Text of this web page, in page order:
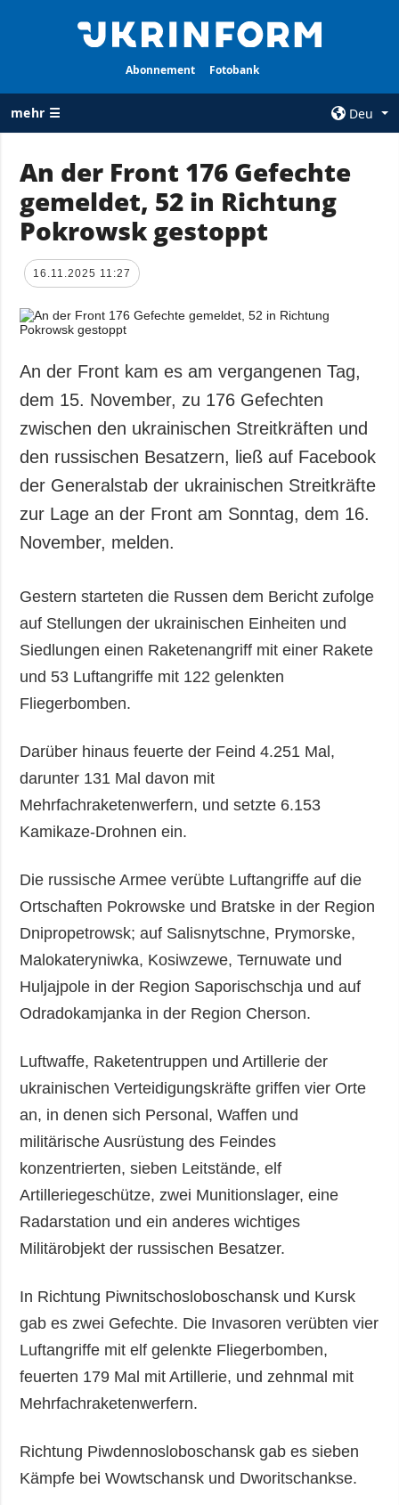
Abonnement Fotobank
mehr ☰
Deu
ALLE
RUBRIKEN
Krieg
Wiederaufbau
Politik
Militär
Gesellschaft und
Kultur
Sport
Kriminalität
Notstand und
Notfälle
AGENTUR
Über uns
Politik zur
personenbezogener
Daten
Veröffentlichungen
Interview
Fotos
Video
Abonnement
Fotobank
An der Front 176 Gefechte
gemeldet, 52 in Richtung
Pokrowsk gestoppt
16.11.2025 11:27
An der Front kam es am vergangenen Tag,
dem 15. November, zu 176 Gefechten
zwischen den ukrainischen Streitkräften und
den russischen Besatzern, ließ auf Facebook
der Generalstab der ukrainischen Streitkräfte
zur Lage an der Front am Sonntag, dem 16.
November, melden.
Gestern starteten die Russen dem Bericht zufolge
auf Stellungen der ukrainischen Einheiten und
Siedlungen einen Raketenangriff mit einer Rakete
und 53 Luftangriffe mit 122 gelenkten
Fliegerbomben.
Darüber hinaus feuerte der Feind 4.251 Mal,
darunter 131 Mal davon mit
Mehrfachraketenwerfern, und setzte 6.153
Kamikaze-Drohnen ein.
Die russische Armee verübte Luftangriffe auf die
Ortschaften Pokrowske und Bratske in der Region
Dnipropetrowsk; auf Salisnytschne, Prymorske,
Malokateryniwka, Kosiwzewe, Ternuwate und
Huljajpole in der Region Saporischschja und auf
Odradokamjanka in der Region Cherson.
Luftwaffe, Raketentruppen und Artillerie der
ukrainischen Verteidigungskräfte griffen vier Orte
an, in denen sich Personal, Waffen und
militärische Ausrüstung des Feindes
konzentrierten, sieben Leitstände, elf
Artilleriegeschütze, zwei Munitionslager, eine
Radarstation und ein anderes wichtiges
Militärobjekt der russischen Besatzer.
In Richtung Piwnitschosloboschansk und Kursk
gab es zwei Gefechte. Die Invasoren verübten vier
Luftangriffe mit elf gelenkte Fliegerbomben,
feuerten 179 Mal mit Artillerie, und zehnmal mit
Mehrfachraketenwerfern.
Richtung Piwdennosloboschansk gab es sieben
Kämpfe bei Wowtschansk und Dworitschankse.